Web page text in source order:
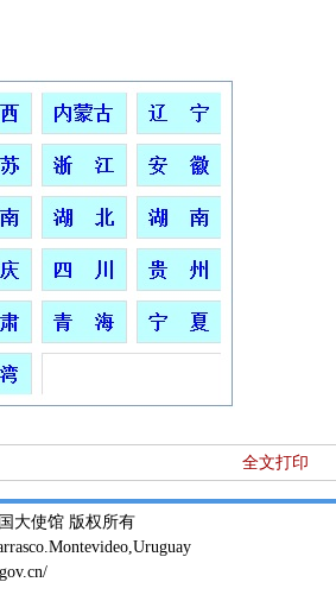
全文打印
大使馆 版权所有